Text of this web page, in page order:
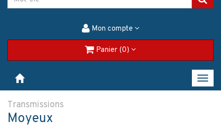
Mon compte
Panier (0)
Transmissions
Moyeux